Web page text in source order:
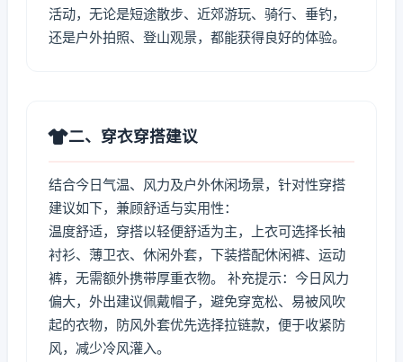
活动，无论是短途散步、近郊游玩、骑行、垂钓，
还是户外拍照、登山观景，都能获得良好的体验。
二、穿衣穿搭建议
结合今日气温、风力及户外休闲场景，针对性穿搭
建议如下，兼顾舒适与实用性：
温度舒适，穿搭以轻便舒适为主，上衣可选择长袖
衬衫、薄卫衣、休闲外套，下装搭配休闲裤、运动
裤，无需额外携带厚重衣物。 补充提示：今日风力
偏大，外出建议佩戴帽子，避免穿宽松、易被风吹
起的衣物，防风外套优先选择拉链款，便于收紧防
风，减少冷风灌入。